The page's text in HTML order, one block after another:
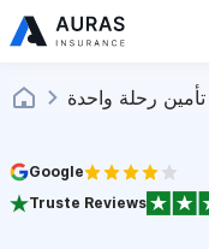
تأمين رحلة واحدة
Google
Truste Reviews